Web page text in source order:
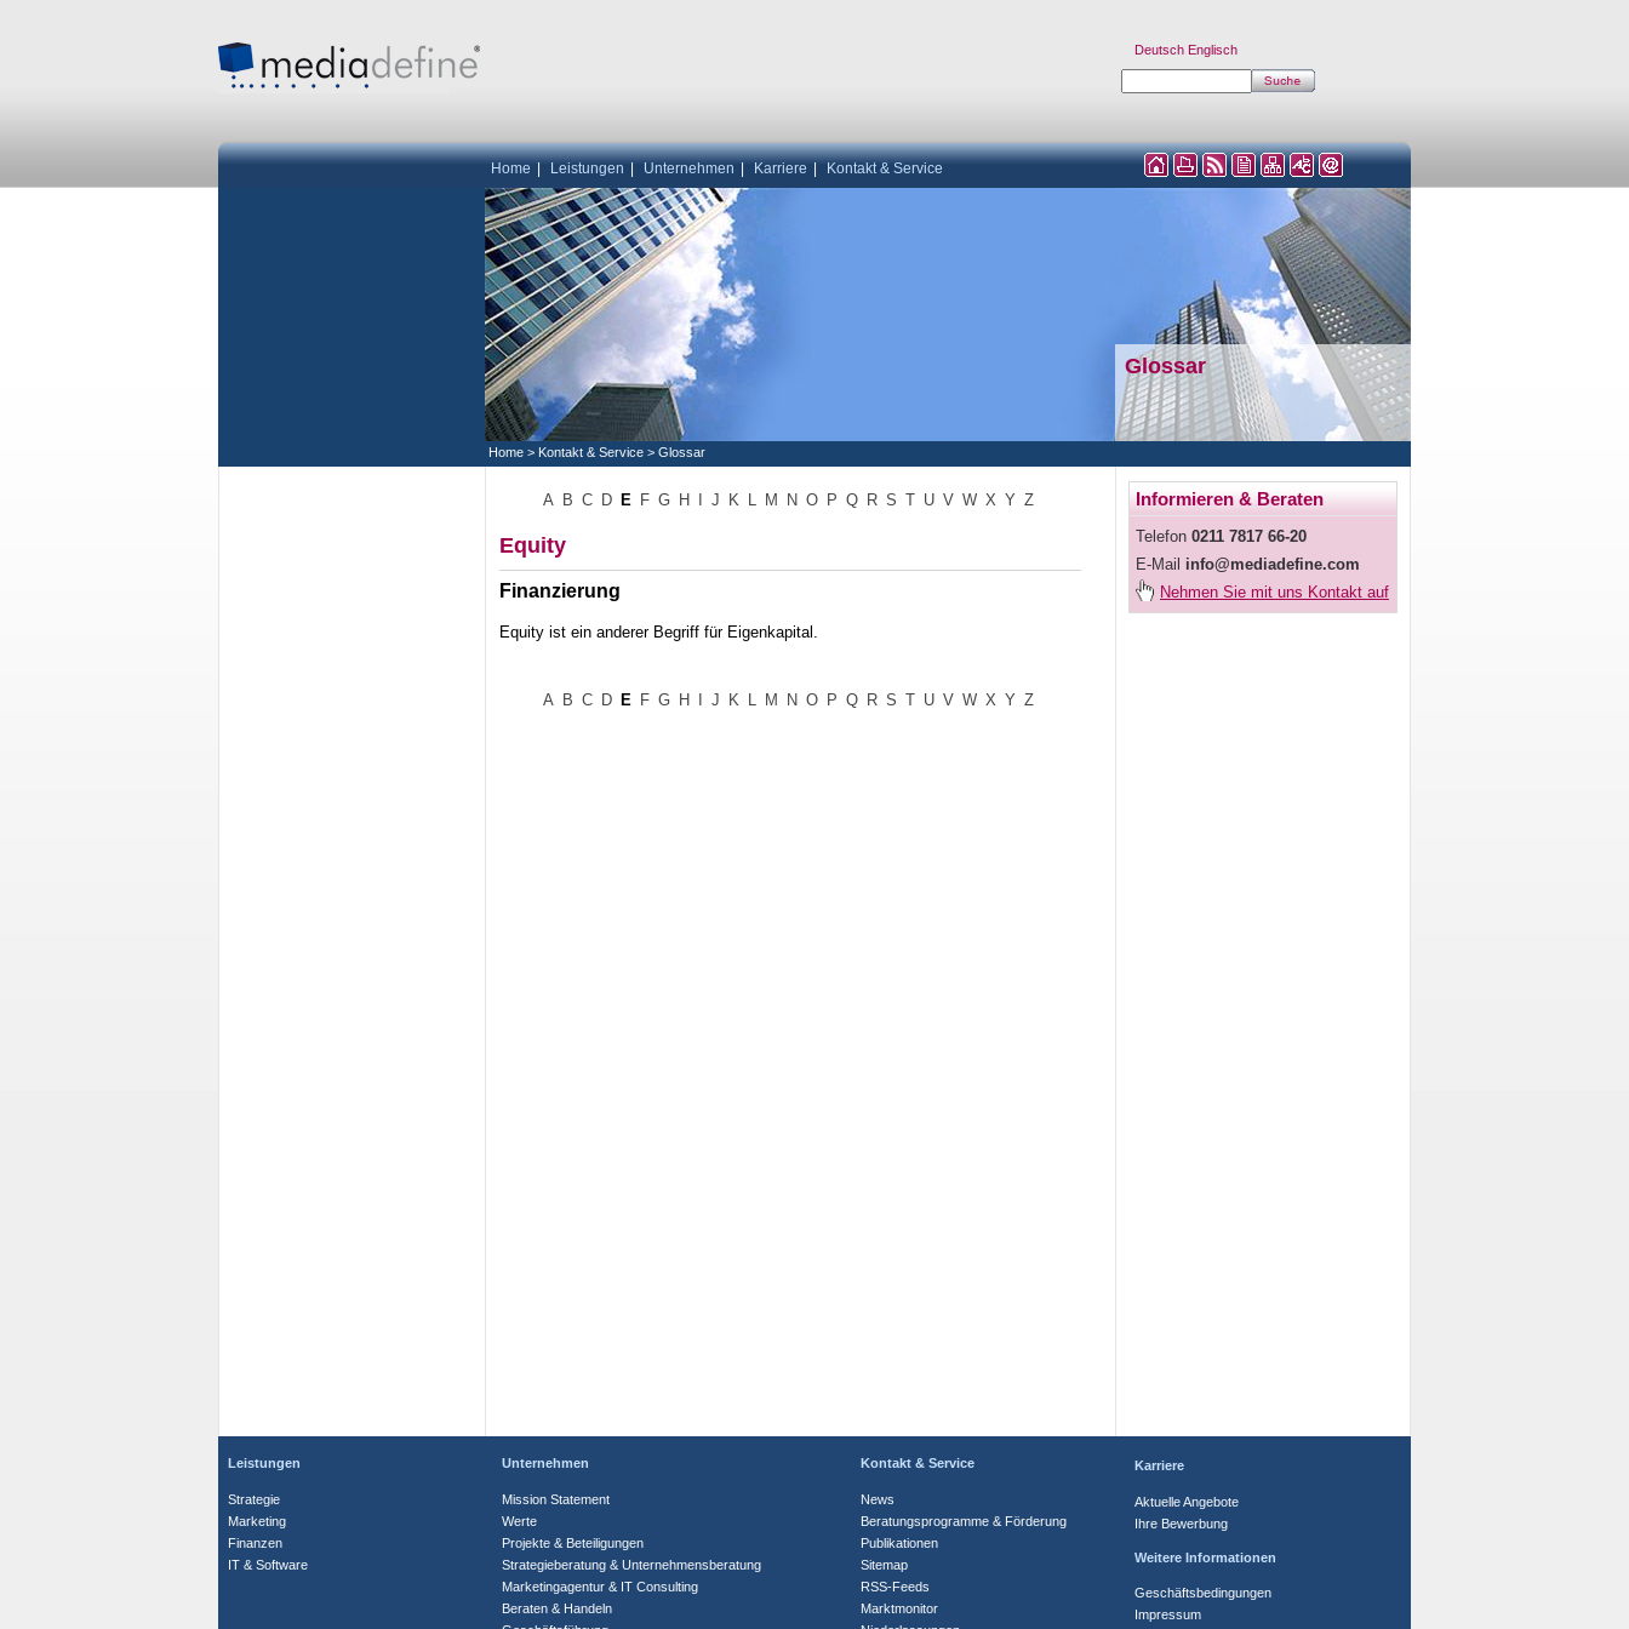
Home Leistungen Unternehmen Karriere Kontakt & Service
Deutsch Englisch
Home > Kontakt & Service > Glossar
A B C D E F G H J K L M N O P Q R S T U V W X Y Z
Glossar
Equity
Finanzierung
Equity ist ein anderer Begriff für Eigenkapital.
A B C D E F G H J K M N O P Q R S T U V W X Y Z
Informieren & Beraten
Telefon 0211 7817 66-20
E-Mail info@mediadefine.com
Nehmen Sie mit uns Kontakt auf
Leistungen
Strategie
Marketing
Finanzen
IT & Software
Unternehmen
Mission Statement
Werte
Projekte & Beteiligungen
Strategieberatung & Unternehmensberatung
Marketingagentur & IT Consulting
Beraten & Handeln
Kontakt & Service
News
Beratungsprogramme & Förderung
Publikationen
Sitemap
RSS-Feeds
Marktmonitor
Karriere
Aktuelle Angebote
Ihre Bewerbung
Weitere Informationen
Geschäftsbedingungen
Impressum